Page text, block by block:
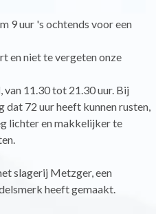
9 uur 's ochtends voor een
en niet te vergeten onze
11.30 tot 21.30 uur. Bij
72 uur heeft kunnen rusten,
lichter en makkelijker te
slagerij Metzger, een
heeft gemaakt.